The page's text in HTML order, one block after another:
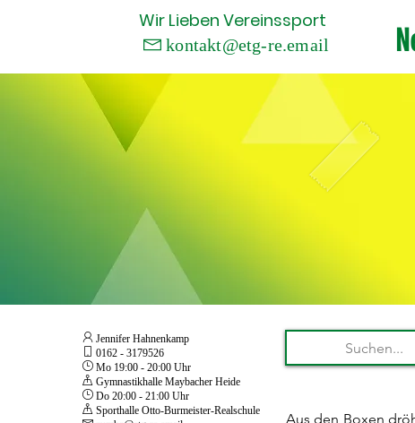
Wir Lieben Vereinssport
kontakt@etg-re.email

 Jennifer Hahnenkamp
 0162 - 3179526
 Mo 19:00 - 20:00 Uhr
 Gymnastikhalle Maybacher Heide
 Do 20:00 - 21:00 Uhr
 Sporthalle Otto-Burmeister-Realschule
Aus den Boxen